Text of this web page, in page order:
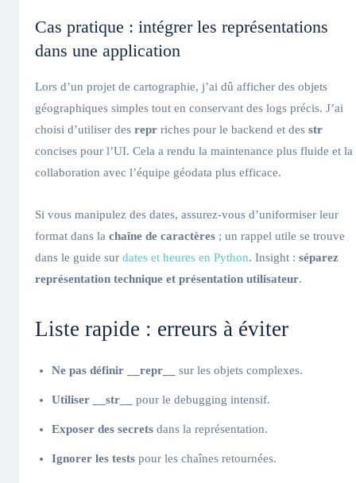
Cas pratique : intégrer les représentations
dans une application
Lors d’un projet de cartographie, j’ai dû afficher des objets
géographiques simples tout en conservant des logs précis. J’ai
choisi d’utiliser des repr riches pour le backend et des str
concises pour l’UI. Cela a rendu la maintenance plus fluide et la
collaboration avec l’équipe géodata plus efficace.
Si vous manipulez des dates, assurez-vous d’uniformiser leur
format dans la chaîne de caractères ; un rappel utile se trouve
dans le guide sur dates et heures en Python. Insight : séparez
représentation technique et présentation utilisateur.
Liste rapide : erreurs à éviter
Ne pas définir __repr__ sur les objets complexes.
Utiliser __str__ pour le debugging intensif.
Exposer des secrets dans la représentation.
Ignorer les tests pour les chaînes retournées.